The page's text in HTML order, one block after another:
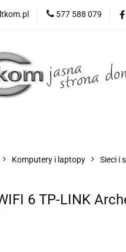
577 588 079
O nas
Komputery i laptopy Sieci i
6 TP-LINK